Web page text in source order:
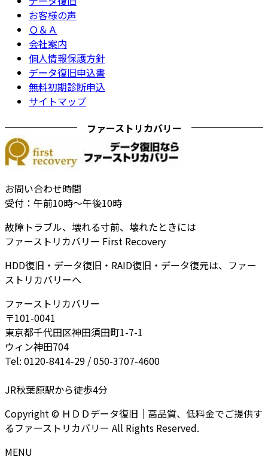
お客様の声
Ｑ＆Ａ
会社案内
個人情報保護方針
データ復旧申込書
無料初期診断申込
サイトマップ
ファーストリカバリー
お問い合わせ時間
受付：午前10時～午後10時
故障トラブル、壊れる寸前、壊れたときには
ファーストリカバリー First Recovery
HDD復旧・データ復旧・RAID復旧・データ復元は、ファー
ストリカバリーへ
ファーストリカバリー
〒101-0041
東京都千代田区神田須田町1-7-1
ウィン神田704
Tel: 0120-8414-29 / 050-3707-4600
JR秋葉原駅から徒歩4分
Copyright © ＨＤＤデータ復旧｜高品質、低料金でご提供す
るファーストリカバリー All Rights Reserved.
MENU